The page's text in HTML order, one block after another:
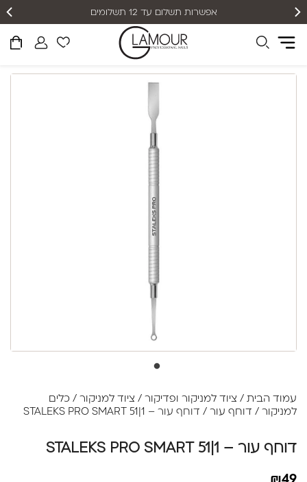
אפשרות תשלום עד 12 תשלומים
עמוד הבית / ציוד למניקור ופדיקור / ציוד למניקור / כלים
למניקור / דוחף עור / דוחף עור – STALEKS PRO SMART 51|1
דוחף עור – STALEKS PRO SMART 51|1